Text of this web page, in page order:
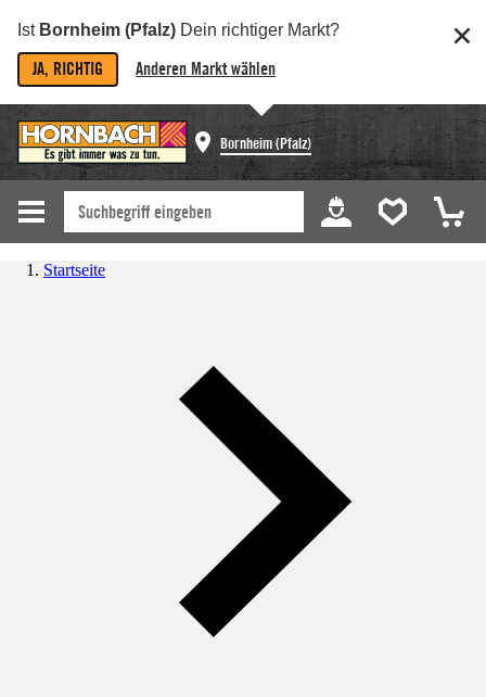
Ist Bornheim (Pfalz) Dein richtiger Markt?
JA, RICHTIG Anderen Markt wählen
Bornheim (Pfalz)
Startseite